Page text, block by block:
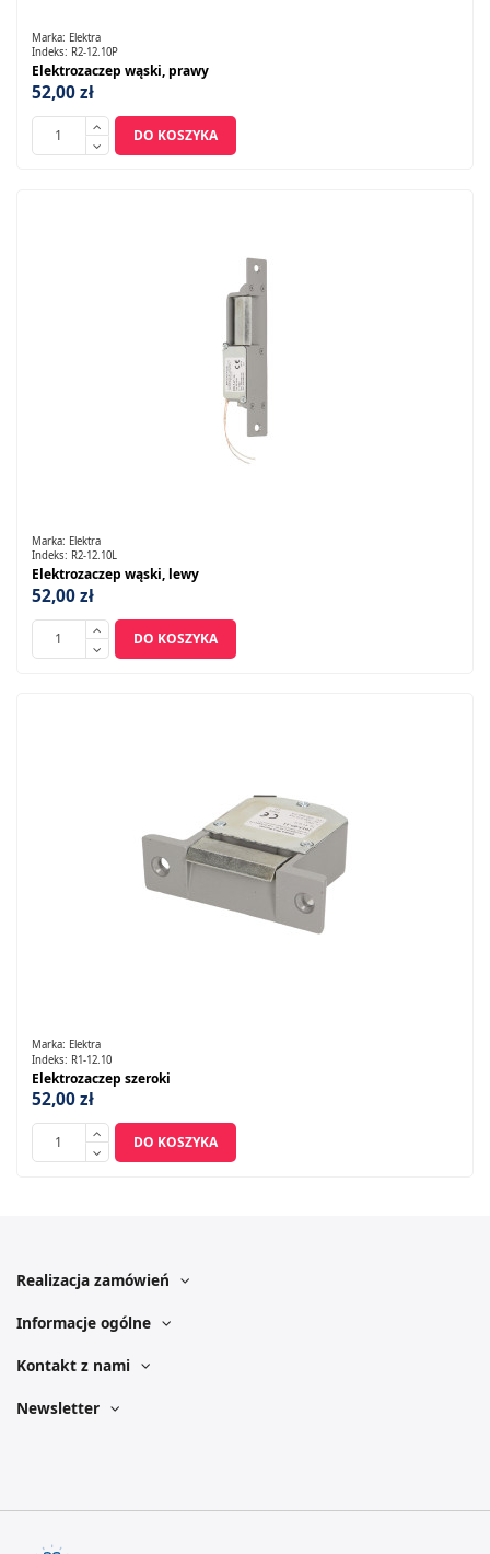
Marka: Elektra
Indeks: R2-12.10P
Elektrozaczep wąski, prawy
52,00 zł
DO KOSZYKA
Marka: Elektra
Indeks: R2-12.10L
Elektrozaczep wąski, lewy
52,00 zł
DO KOSZYKA
Marka: Elektra
Indeks: R1-12.10
Elektrozaczep szeroki
52,00 zł
DO KOSZYKA
Realizacja zamówień
Informacje ogólne
Kontakt z nami
Newsletter